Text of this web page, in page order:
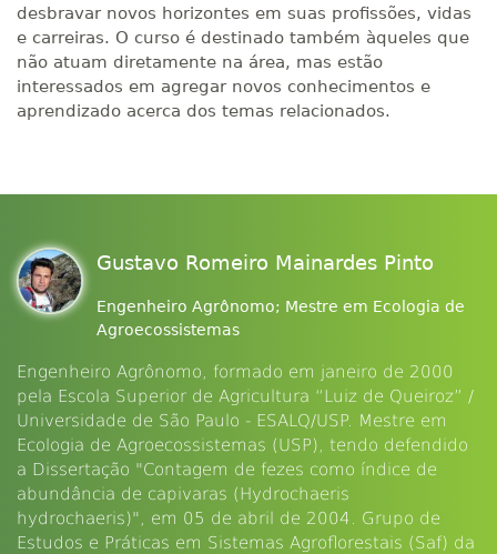
desbravar novos horizontes em suas profissões, vidas
e carreiras. O curso é destinado também àqueles que
não atuam diretamente na área, mas estão
interessados em agregar novos conhecimentos e
aprendizado acerca dos temas relacionados.
Gustavo Romeiro Mainardes Pinto
Engenheiro Agrônomo; Mestre em Ecologia de
Agroecossistemas
Engenheiro Agrônomo, formado em janeiro de 2000
pela Escola Superior de Agricultura “Luiz de Queiroz” /
Universidade de São Paulo - ESALQ/USP. Mestre em
Ecologia de Agroecossistemas (USP), tendo defendido
a Dissertação "Contagem de fezes como índice de
abundância de capivaras (Hydrochaeris
hydrochaeris)", em 05 de abril de 2004. Grupo de
Estudos e Práticas em Sistemas Agroflorestais (Saf) da